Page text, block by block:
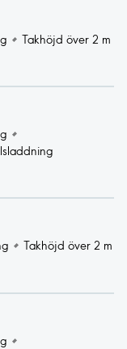
Takhöjd över 2 m
Takhöjd över 2 m